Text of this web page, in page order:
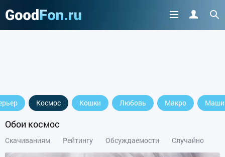
Космос Кошки Любовь Макро
Обои космос
Скачиваниям Рейтингу Обсуждаемости Случайно